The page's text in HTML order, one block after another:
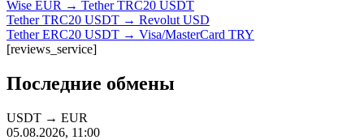
Wise EUR → Tether TRC20 USDT
Tether TRC20 USDT → Revolut USD
Tether ERC20 USDT → Visa/MasterCard TRY
[reviews_service]
Последние обмены
USDT → EUR
05.08.2026, 11:00